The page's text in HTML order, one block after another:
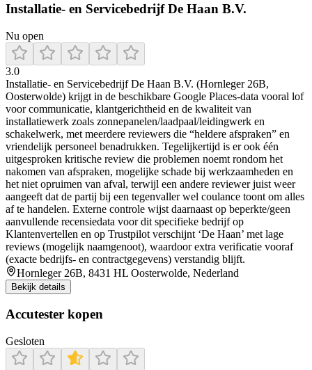
Installatie- en Servicebedrijf De Haan B.V.
Nu open
3.0
Installatie- en Servicebedrijf De Haan B.V. (Hornleger 26B,
Oosterwolde) krijgt in de beschikbare Google Places-data vooral lof
voor communicatie, klantgerichtheid en de kwaliteit van
installatiewerk zoals zonnepanelen/laadpaal/leidingwerk en
schakelwerk, met meerdere reviewers die “heldere afspraken” en
vriendelijk personeel benadrukken. Tegelijkertijd is er ook één
uitgesproken kritische review die problemen noemt rondom het
nakomen van afspraken, mogelijke schade bij werkzaamheden en
het niet opruimen van afval, terwijl een andere reviewer juist weer
aangeeft dat de partij bij een tegenvaller wel coulance toont om alles
af te handelen. Externe controle wijst daarnaast op beperkte/geen
aanvullende recensiedata voor dit specifieke bedrijf op
Klantenvertellen en op Trustpilot verschijnt ‘De Haan’ met lage
reviews (mogelijk naamgenoot), waardoor extra verificatie vooraf
(exacte bedrijfs- en contractgegevens) verstandig blijft.
Hornleger 26B, 8431 HL Oosterwolde, Nederland
Bekijk details
Accutester kopen
Gesloten